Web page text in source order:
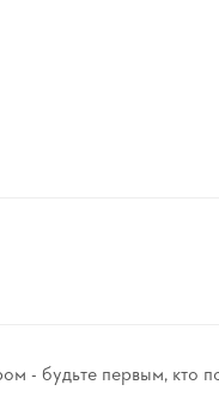
- будьте первым, кто